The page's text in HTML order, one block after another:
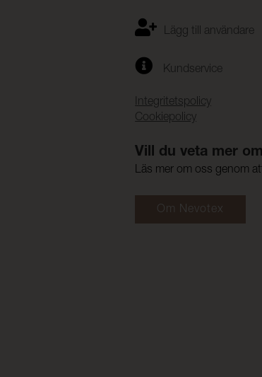
Lägg till användare
Kundservice
Integritetspolicy
Cookiepolicy
Vill du veta mer
Läs mer om oss genom
Om Nevotex